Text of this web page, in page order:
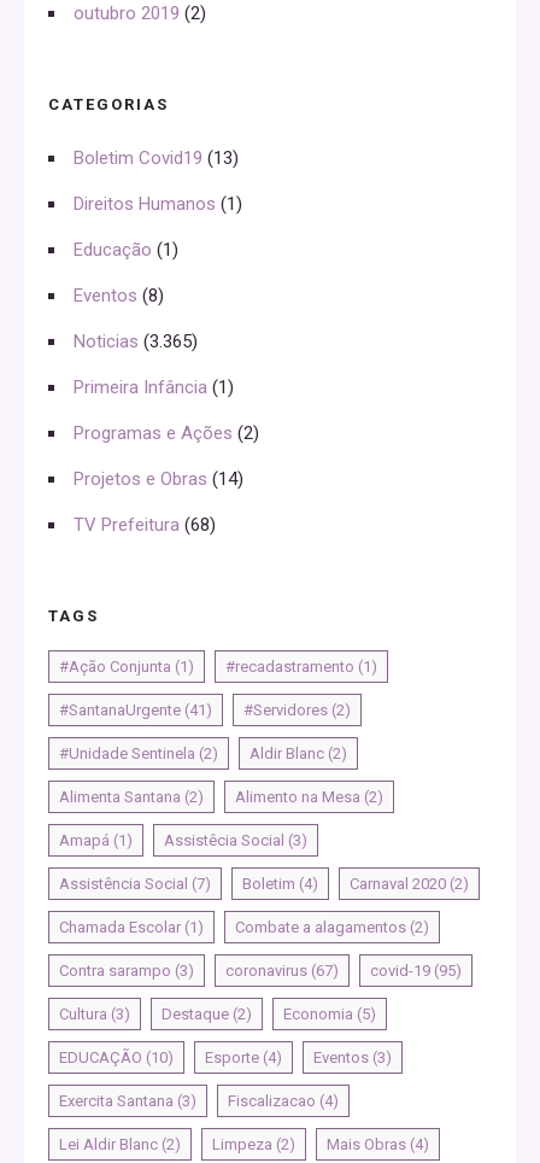
outubro 2019 (2)
CATEGORIAS
Boletim Covid19 (13)
Direitos Humanos (1)
Educação (1)
Eventos (8)
Noticias (3.365)
Primeira Infância (1)
Programas e Ações (2)
Projetos e Obras (14)
TV Prefeitura (68)
TAGS
#Ação Conjunta (1) #recadastramento (1)
#SantanaUrgente (41) #Servidores (2)
#Unidade Sentinela (2) Aldir Blanc (2)
Alimenta Santana (2) Alimento na Mesa (2)
Amapá (1) Assistêcia Social (3)
Assistência Social (7) Boletim (4) Carnaval 2020 (2)
Chamada Escolar (1) Combate a alagamentos (2)
Contra sarampo (3) coronavirus (67) covid-19 (95)
Cultura (3) Destaque (2) Economia (5)
EDUCAÇÃO (10) Esporte (4) Eventos (3)
Exercita Santana (3) Fiscalizacao (4)
Lei Aldir Blanc (2) Limpeza (2) Mais Obras (4)